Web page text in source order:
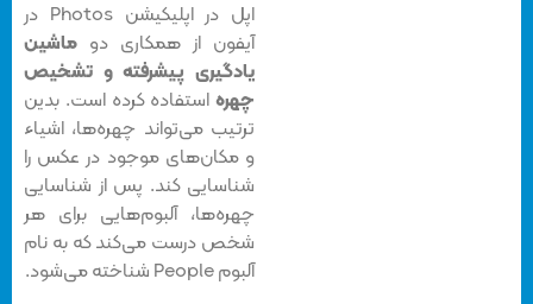
اپل در اپلیکیشن Photos در
آیفون از همکاری دو ماشین
یادگیری پیشرفته و تشخیص
چهرهاستفاده کرده است. بدین
ترتیب می‌تواند چهره‌ها، اشیاء
و مکان‌های موجود در عکس را
شناسایی کند. پس از شناسایی
چهره‌ها، آلبوم‌هایی برای هر
شخص درست می‌کند که به نام
آلبوم People شناخته می‌شود.